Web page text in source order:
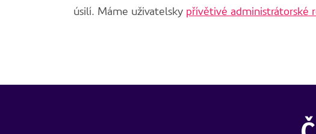
úsilí. Máme uživatelsky přívětivé administrátorské